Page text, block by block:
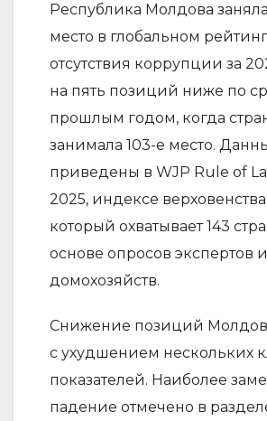
Республика Молдова
место в глобальном
отсутствия коррупции за
на пять позиций ниже по
прошлым годом, когда
занимала 103-е место.
приведены в WJP Rule of
2025, индексе
который охватывает 143
основе опросов экспертов и
домохозяйств.
Снижение позиций
с ухудшением нескольких
показателей. Наиболее
падение отмечено в